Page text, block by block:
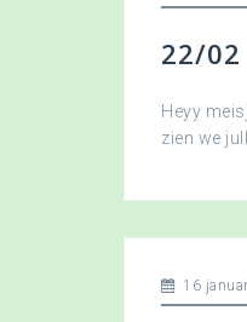
22/02
Heyy
zien we
16